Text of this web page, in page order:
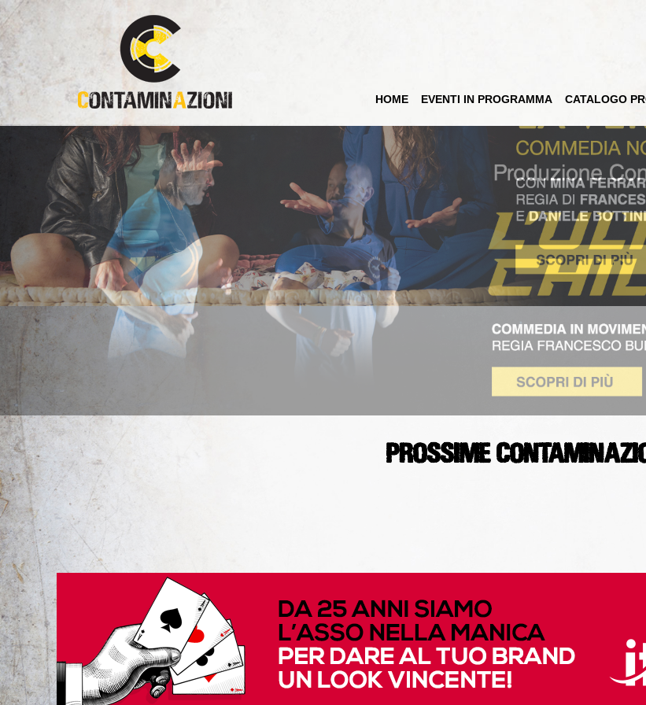
HOME EVENTI IN PROGRAMMA CATALOGO
PROSSIME